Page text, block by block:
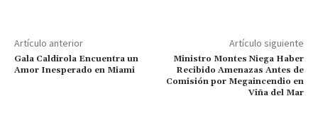
Artículo anterior
Gala Caldirola Encuentra un
Amor Inesperado en Miami
Artículo siguiente
Ministro Montes Niega Haber
Recibido Amenazas Antes de
Comisión por Megaincendio en
Viña del Mar